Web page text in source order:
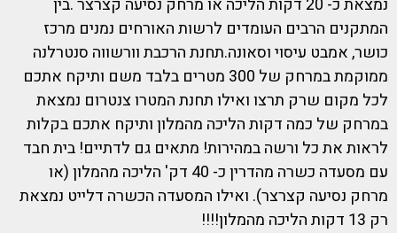
נמצאת כ- 20 דקות הליכה או מרחק נסיעה קצרצר .בין
המתקנים הרבים העומדים לרשות האורחים נמנים מרכז
כושר, אמבט עיסוי וסאונה.תחנת הרכבת וורשווה סנטרלנה
ממוקמת במרחק של 300 מטרים בלבד משם ותיקח אתכם
לכל מקום שרק תרצו ואילו תחנת המטרו צנטרום נמצאת
במרחק של כמה דקות הליכה מהמלון ותיקח אתכם בקלות
לראות את כל ורשה במהירות! מתאים גם לדתיים! בית חבד
עם מסעדה כשרה מהדרין כ- 40 דק' הליכה מהמלון (או
מרחק נסיעה קצרצר). ואילו המסעדה הכשרה דלייט נמצאת
רק 13 דקות הליכה מהמלון!!!!